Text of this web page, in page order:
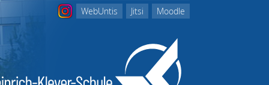
WebUntis Jitsi Moodle